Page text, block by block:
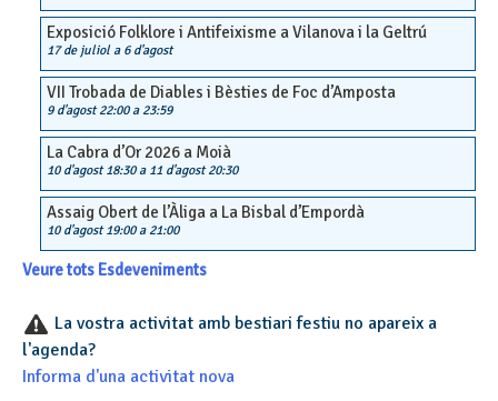
Exposició Folklore i Antifeixisme a Vilanova i la Geltrú
17 de juliola 6 d'agost
VII Trobada de Diables i Bèsties de Foc d’Amposta
9 d'agost 22:00a 23:59
La Cabra d’Or 2026 a Moià
10 d'agost 18:30a 11 d'agost 20:30
Assaig Obert de l’Àliga a La Bisbal d’Empordà
10 d'agost 19:00a 21:00
Veure tots Esdeveniments
La vostra activitat amb bestiari festiu no apareix a
l'agenda?
Informa d'una activitat nova